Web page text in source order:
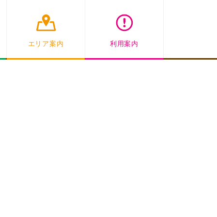
エリア案内 利用案内